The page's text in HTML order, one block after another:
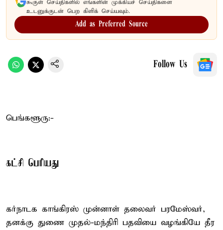
கூகுள் செய்திகளில் எங்களின் முக்கியச் செய்திகளை
உடனுக்குடன் பெற கிளிக் செய்யவும்.
Add as Preferred Source
Follow Us
பெங்களூரு:-
கட்சி பெரியது
கர்நாடக காங்கிரஸ் முன்னாள் தலைவர் பரமேஸ்வர்,
தனக்கு துணை முதல்-மந்திரி பதவியை வழங்கியே தீர